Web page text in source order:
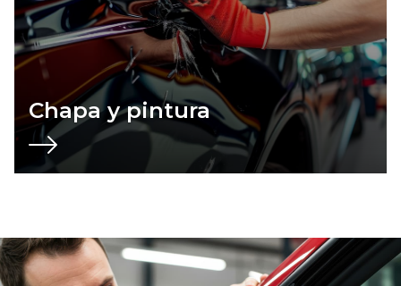
Chapa y pintura